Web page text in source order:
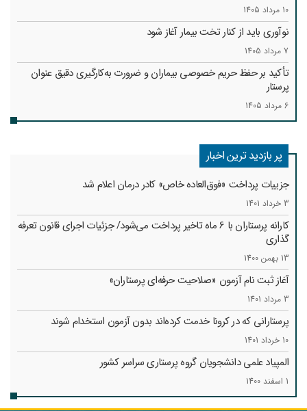
10 مرداد 1405
نوآوری باید از کنار تخت بیمار آغاز شود
7 مرداد 1405
تأکید بر حفظ حریم خصوصی بیماران و ضرورت به‌کارگیری دقیق عنوان
پرستار
6 مرداد 1405
پر بازدید ترین اخبار
جزییات پرداخت «فوق‌العاده خاص» کادر درمان اعلام شد
3 خرداد 1401
کارانه‌ پرستاران با 6 ماه تاخیر پرداخت می‌شود/ جزئیات اجرای قانون تعرفه
گذاری
13 بهمن 1400
آغاز ثبت نام آزمون «صلاحیت حرفه‌ای پرستاران»
3 مرداد 1401
پرستارانی که در کرونا خدمت کرد‌ه‌اند بدون آزمون استخدام شوند
10 خرداد 1401
المپیاد علمی دانشجویان گروه پرستاری سراسر کشور
1 اسفند 1400